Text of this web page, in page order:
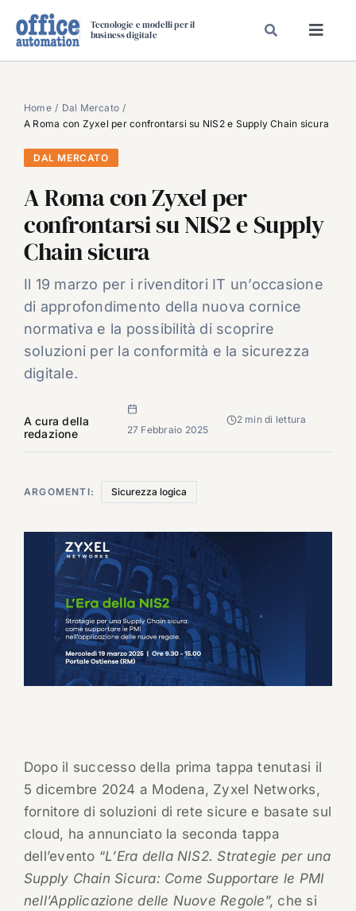
Tecnologie e modelli per il
business digitale
SPECIAL PAPER
TAVOLE ROTONDE DI REDAZIONE
DAL MERCATO
CARRIERE
VIDEO
EVENTI
CHI SIAMO
Home
Dal Mercato
A Roma con Zyxel per confrontarsi su NIS2 e Supply Chain sicura
DAL MERCATO
A Roma con Zyxel per
confrontarsi su NIS2 e Supply
Chain sicura
Il 19 marzo per i rivenditori IT un’occasione
di approfondimento della nuova cornice
normativa e la possibilità di scoprire
soluzioni per la conformità e la sicurezza
digitale.
A cura della
redazione
27 Febbraio 2025
2 min di lettura
ARGOMENTI: Sicurezza logica
Dopo il successo della prima tappa tenutasi il
5 dicembre 2024 a Modena, Zyxel Networks,
fornitore di soluzioni di rete sicure e basate sul
cloud, ha annunciato la seconda tappa
dell’evento “L’Era della NIS2. Strategie per una
Supply Chain Sicura: Come Supportare le PMI
nell’Applicazione delle Nuove Regole”, che si